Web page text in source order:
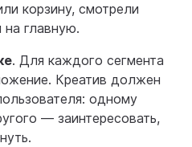
корзину, смотрели
главную.
. Для каждого сегмента
Креатив должен
одному
— заинтересовать,